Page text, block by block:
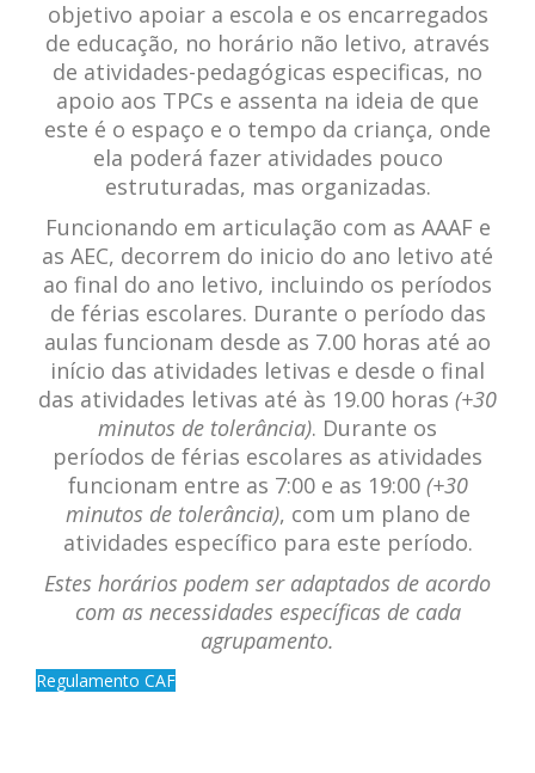
objetivo apoiar a escola e os encarregados
de educação, no horário não letivo, através
de atividades-pedagógicas especificas, no
apoio aos TPCs e assenta na ideia de que
este é o espaço e o tempo da criança, onde
ela poderá fazer atividades pouco
estruturadas, mas organizadas.
Funcionando em articulação com as AAAF e
as AEC, decorrem do inicio do ano letivo até
ao final do ano letivo, incluindo os períodos
de férias escolares. Durante o período das
aulas funcionam desde as 7.00 horas até ao
início das atividades letivas e desde o final
das atividades letivas até às 19.00 horas (+30
minutos de tolerância). Durante os
períodos de férias escolares as atividades
funcionam entre as 7:00 e as 19:00 (+30
minutos de tolerância), com um plano de
atividades específico para este período.
Estes horários podem ser adaptados de acordo
com as necessidades específicas de cada
agrupamento.
Regulamento CAF